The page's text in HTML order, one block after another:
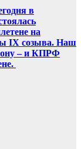
в
на
IX созыва. Наш
– и КПРФ